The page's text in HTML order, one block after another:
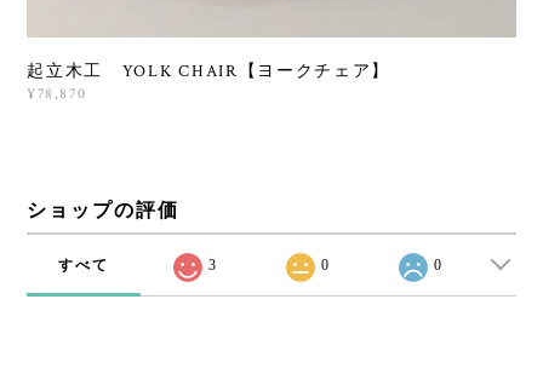
起立木工 YOLK CHAIR【ヨークチェア】
¥78,870
ショップの評価
すべて 3 0 0